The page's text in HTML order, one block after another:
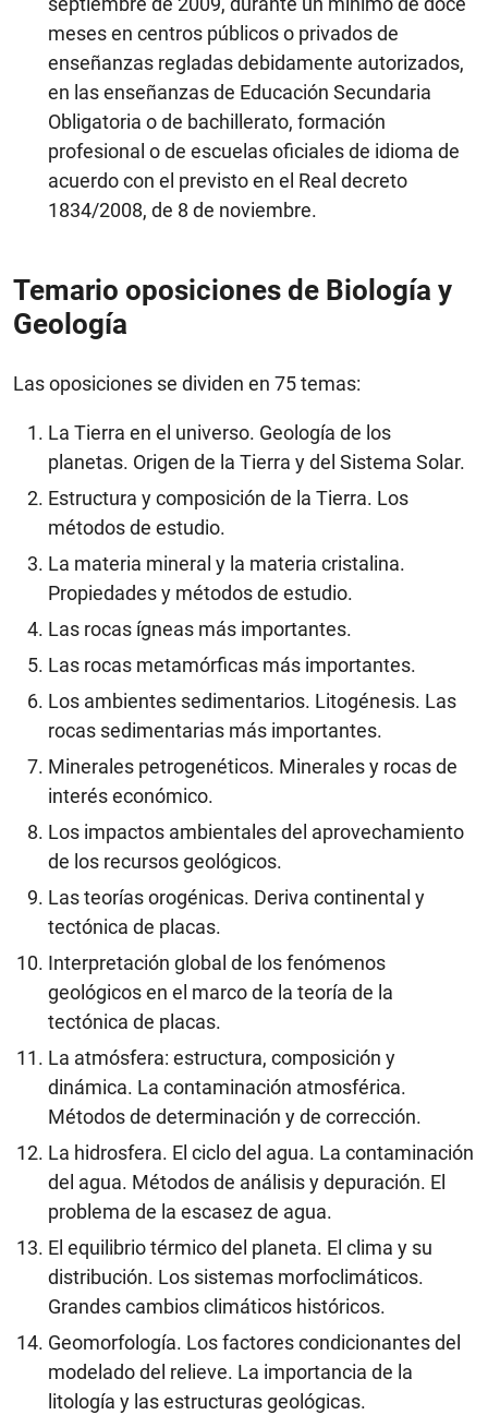
meses en centros públicos o privados de
enseñanzas regladas debidamente autorizados,
en las enseñanzas de Educación Secundaria
Obligatoria o de bachillerato, formación
profesional o de escuelas oficiales de idioma de
acuerdo con el previsto en el Real decreto
1834/2008, de 8 de noviembre.
Temario oposiciones de Biología y
Geología
Las oposiciones se dividen en 75 temas:
La Tierra en el universo. Geología de los
planetas. Origen de la Tierra y del Sistema Solar.
Estructura y composición de la Tierra. Los
métodos de estudio.
La materia mineral y la materia cristalina.
Propiedades y métodos de estudio.
Las rocas ígneas más importantes.
Las rocas metamórficas más importantes.
Los ambientes sedimentarios. Litogénesis. Las
rocas sedimentarias más importantes.
Minerales petrogenéticos. Minerales y rocas de
interés económico.
Los impactos ambientales del aprovechamiento
de los recursos geológicos.
Las teorías orogénicas. Deriva continental y
tectónica de placas.
Interpretación global de los fenómenos
geológicos en el marco de la teoría de la
tectónica de placas.
La atmósfera: estructura, composición y
dinámica. La contaminación atmosférica.
Métodos de determinación y de corrección.
La hidrosfera. El ciclo del agua. La contaminación
del agua. Métodos de análisis y depuración. El
problema de la escasez de agua.
El equilibrio térmico del planeta. El clima y su
distribución. Los sistemas morfoclimáticos.
Grandes cambios climáticos históricos.
Geomorfología. Los factores condicionantes del
modelado del relieve. La importancia de la
litología y las estructuras geológicas.